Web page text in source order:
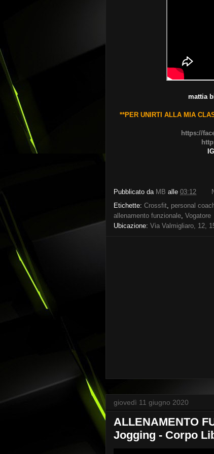
mattia
**PER UNIRTI ALLA MIA
https://
Pubblicato da MB alle 03:12
Etichette: Crossfit personal
allenamento funzionale Vogatore
Ubicazione: Via Valmigliaro, 12,
giovedì 11 giugno 2020
ALLENAMENTO
Jogging - Corpo